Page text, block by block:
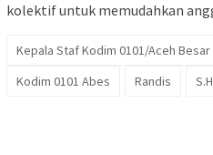
kolektif untuk memudahkan
Kepala Staf Kodim 0101/Aceh
Kodim 0101 Abes
Randis S.H